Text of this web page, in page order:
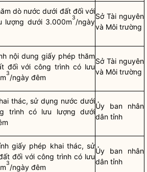
dò nước dưới đất đối với
lượng dưới 3.000m3/ngày
Sở Tài nguyên
và Môi trường
nội dung giấy phép thăm
đối với công trình có lưu
3/ngày đêm
Sở Tài nguyên
và Môi trường
thác, sử dụng nước dưới
trình có lưu lượng dưới
Ủy ban nhân
dân tỉnh
giấy phép khai thác, sử
đối với công trình có lưu
3/ngày đêm
Ủy ban nhân
dân tỉnh